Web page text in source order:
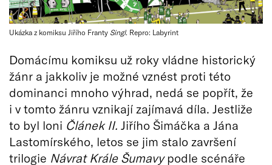
Ukázka z komiksu Jiřího Franty Singl. Repro: Labyrint
Domácímu komiksu už roky vládne historický
žánr a jakkoliv je možné vznést proti této
dominanci mnoho výhrad, nedá se popřít, že
i v tomto žánru vznikají zajímavá díla. Jestliže
to byl loni Článek II. Jiřího Šimáčka a Jána
Lastomírského, letos se jim stalo završení
trilogie Návrat Krále Šumavypodle scénáře